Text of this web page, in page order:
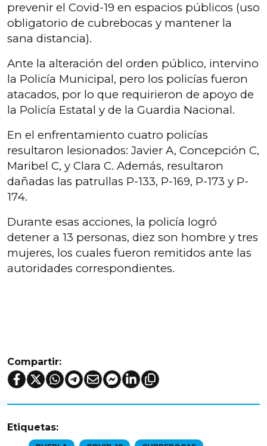
prevenir el Covid-19 en espacios públicos (uso
obligatorio de cubrebocas y mantener la
sana distancia).
Ante la alteración del orden público, intervino
la Policía Municipal, pero los policías fueron
atacados, por lo que requirieron de apoyo de
la Policía Estatal y de la Guardia Nacional.
En el enfrentamiento cuatro policías
resultaron lesionados: Javier A, Concepción C,
Maribel C, y Clara C. Además, resultaron
dañadas las patrullas P-133, P-169, P-173 y P-
174.
Durante esas acciones, la policía logró
detener a 13 personas, diez son hombre y tres
mujeres, los cuales fueron remitidos ante las
autoridades correspondientes.
Compartir:
Etiquetas: